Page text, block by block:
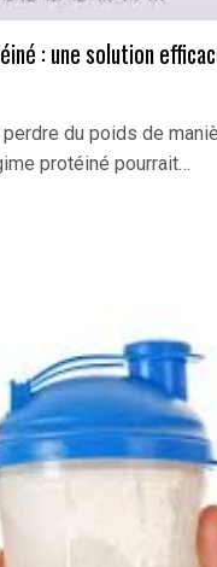
: une solution
du poids de
protéiné pourrait…